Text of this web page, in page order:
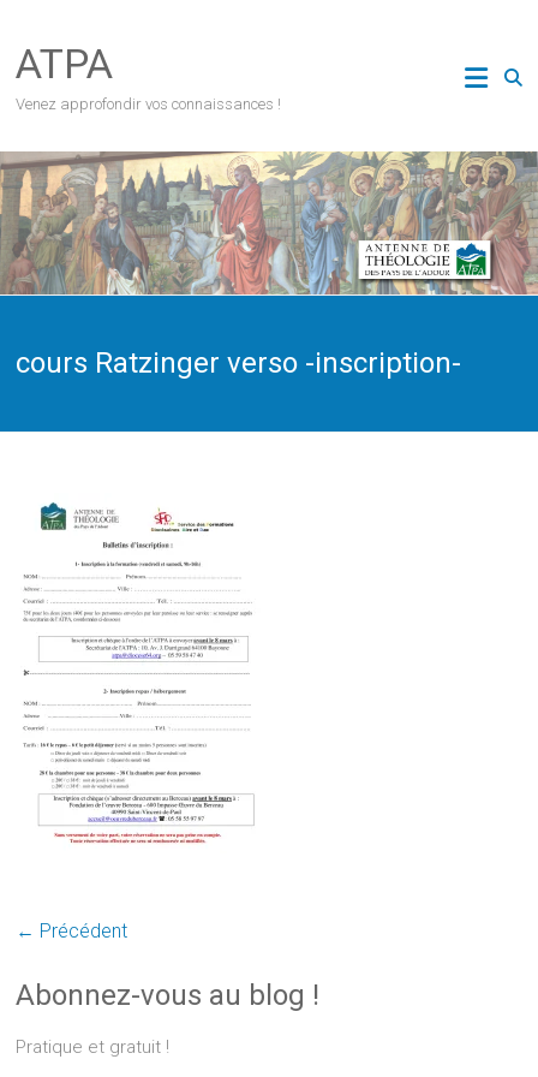
content
ATPA
Venez approfondir vos connaissances !
cours Ratzinger verso -inscription-
← Précédent
Abonnez-vous au blog !
Pratique et gratuit !